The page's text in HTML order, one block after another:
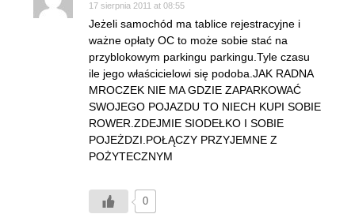
17 sierpnia 2011 at 08:55
Jeżeli samochód ma tablice rejestracyjne i
ważne opłaty OC to może sobie stać na
przyblokowym parkingu parkingu.Tyle czasu
ile jego właścicielowi się podoba.JAK RADNA
MROCZEK NIE MA GDZIE ZAPARKOWAĆ
SWOJEGO POJAZDU TO NIECH KUPI SOBIE
ROWER.ZDEJMIE SIODEŁKO I SOBIE
POJEŻDZI.POŁĄCZY PRZYJEMNE Z
POŻYTECZNYM
0